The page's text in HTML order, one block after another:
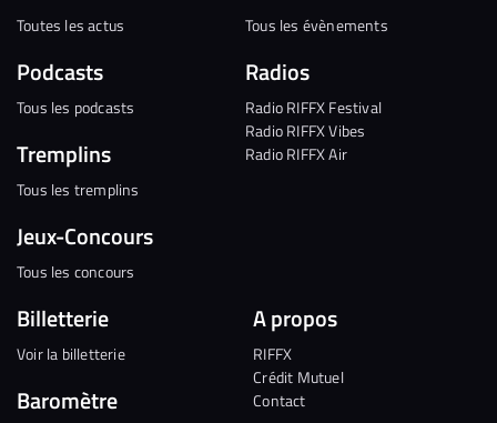
Toutes les actus
Podcasts
Tous les podcasts
Tremplins
Tous les tremplins
Jeux-Concours
Tous les concours
Tous les évènements
Radios
Radio RIFFX Festival
Radio RIFFX Vibes
Radio RIFFX Air
Billetterie
Voir la billetterie
Baromètre
A propos
RIFFX
Crédit Mutuel
Contact